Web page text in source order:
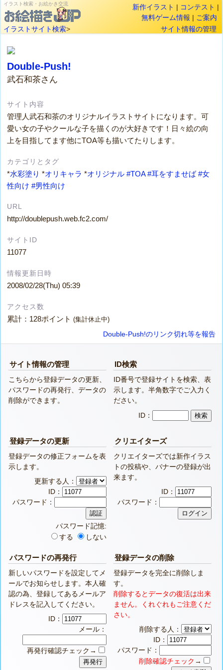
イラスト検索・お絵かき交流 新作イラスト | コンテスト |
無料ゲーム情報 | ご案内
イラストサイト検索> サイト情報の管理
Double-Push!
武石和茶さん
サイト内容
管理人武石和茶のオリジナルイラストサイトになります。可
愛い女の子やクールな子を描くのが大好きです！日々絵の向
上を目指してます他にTOA等も描いてたりします。
カテゴリとタグ
*水彩塗り *オリキャラ *オリジナル #TOA #耳をすませば #女
性向け #男性向け
URL
http://doublepush.web.fc2.com/
サイトID
11077
情報更新日時
2008/02/28(Thu) 05:39
アクセス数
累計：128ポイント(集計休止中)
Double-Push!のリンク切れ等を報告
サイト情報の管理
こちらから登録データの更新、
パスワードの再発行、データの
削除ができます。
ID検索
ID番号で登録サイトを検索、表
示します。半角数字でご入力く
ださい。
ID：
登録データの更新
登録データの修正フォームを表
示します。
更新する人：
ID：
パスワード：
パスワード記憶:
する
しない
クリエイターズ
クリエイターズでは新作イラス
トの投稿や、バナーの登録が出
来ます。
ID：
パスワード：
パスワードの再発行
新しいパスワードを設定してメ
ールでお知らせします。本人確
認の為、登録してあるメールア
ドレスを記入してください。
ID：
メール：
再発行確認チェック→
登録データの削除
登録データを完全に削除しま
す。
削除するとデータの復活は出来
ません。くれぐれもご注意くだ
さい。
削除する人：
ID：
パスワード：
削除確認チェック →